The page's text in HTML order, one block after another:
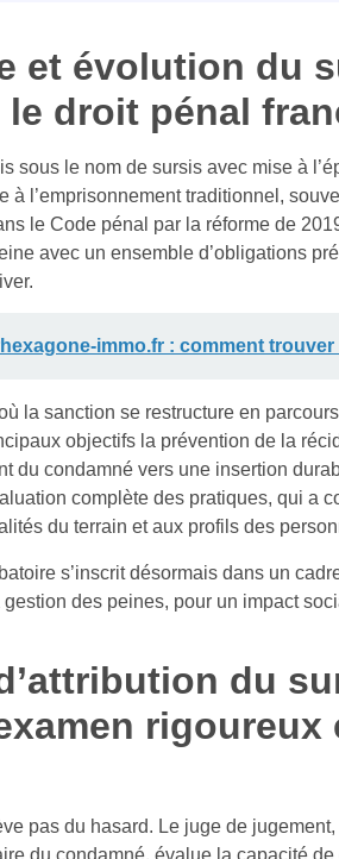
et évolution du
droit pénal
sous le nom de sursis avec mise à
à l’emprisonnement traditionnel,
le Code pénal par la réforme de
avec un ensemble d’obligations
immo.fr : comment
la sanction se restructure en
objectifs la prévention de la
du condamné vers une insertion
complète des pratiques, qui a
du terrain et aux profils des
s’inscrit désormais dans un
des peines, pour un impact
du
rigoureux
pas du hasard. Le juge de
du condamné, évalue la capacité